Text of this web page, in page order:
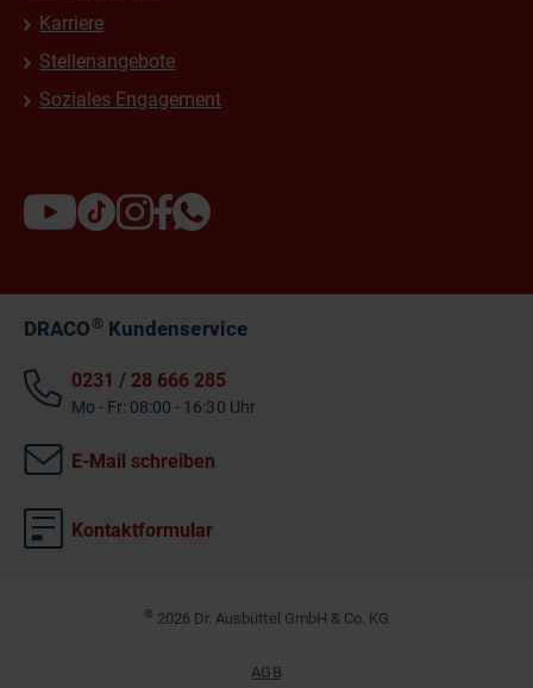
Karriere
Stellenangebote
Soziales Engagement
DRACO®Kundenservice
0231 / 28 666 285
Mo - Fr: 08:00 - 16:30 Uhr
E-Mail schreiben
Kontaktformular
© 2026 Dr. Ausbüttel GmbH & Co. KG
AGB